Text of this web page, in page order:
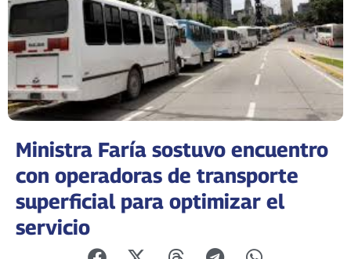
Ministra Faría sostuvo encuentro
con operadoras de transporte
superficial para optimizar el
servicio